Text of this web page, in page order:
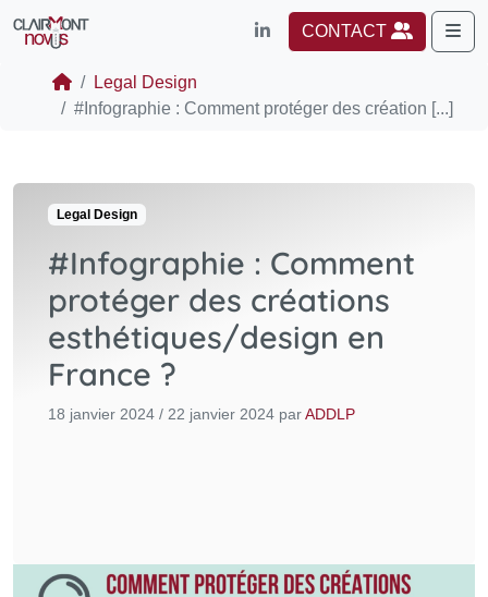
CONTACT
Legal Design
#Infographie : Comment protéger des création [...]
Legal Design
#Infographie : Comment
protéger des créations
esthétiques/design en
France ?
18 janvier 2024 / 22 janvier 2024 parADDLP